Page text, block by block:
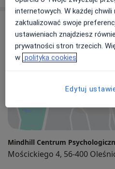
Adresy (2)
Adres 1 Adres 2
Mindhill Centrum
Mościckiego 4, 56-400
internetowych. W każdej
zaktualizować swoje
ustawieniach znajdziesz
prywatności stron trzecich.
w polityka cookies
Edytuj